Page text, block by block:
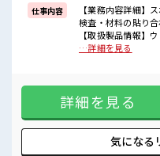
■職場の雰囲気
しっかり休める休憩室あり！
オンオフの切替もできちゃう
ロッカーあり！
高収入もバッチリ目指せます
仕事内容
【業務内容詳細】
検査・材料の貼り
【取扱製品情報】ウレタン製品 ■お
つり稼ぐ≫ 高収入
チャレンジするの
います！ イチから
ょう！ ≪収入アッ
事です！ ■職場の雰囲気 しっかり休める休憩室あり！ オンオ
フの切替もできち
中♪ 残業がしっか
…詳細を見る
詳細を見る
気になる